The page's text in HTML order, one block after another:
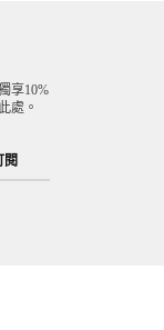
享10%
處。
閱